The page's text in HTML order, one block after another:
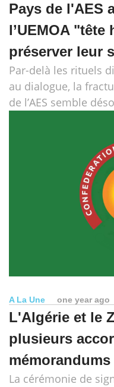
Pays de l'AES
l’UEMOA
préserver leur
Par-delà les rituels
au dialogue, la
de l’AES semble
A La Une one year ago
L'Algérie et le
plusieurs
La cérémonie de